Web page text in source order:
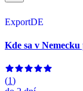
ExportDE
Kde sa v
(1)